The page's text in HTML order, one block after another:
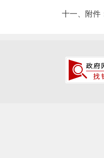
十一、附件